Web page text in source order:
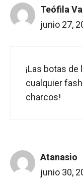
Teófila
junio 27,
¡Las botas
cualquier
charcos!
Atanasio
junio 30,